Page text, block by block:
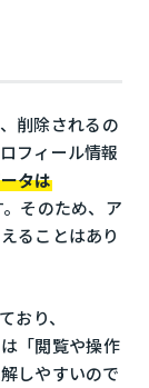
削除されるの
フィール情報
タは
そのため、ア
ることはあり
おり、
「閲覧や操作
しやすいので